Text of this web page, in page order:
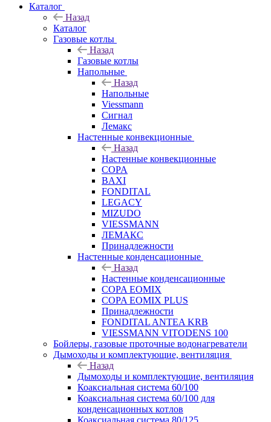
Каталог
Назад
Каталог
Газовые котлы
Назад
Газовые котлы
Напольные
Назад
Напольные
Viessmann
Сигнал
Лемакс
Настенные конвекционные
Назад
Настенные конвекционные
COPA
BAXI
FONDITAL
LEGACY
MIZUDO
VIESSMANN
ЛЕМАКС
Принадлежности
Настенные конденсационные
Назад
Настенные конденсационные
COPA EOMIX
COPA EOMIX PLUS
Принадлежности
FONDITAL ANTEA KRB
VIESSMANN VITODENS 100
Бойлеры, газовые проточные водонагреватели
Дымоходы и комплектующие, вентиляция
Назад
Дымоходы и комплектующие, вентиляция
Коаксиальная система 60/100
Коаксиальная система 60/100 для
конденсационных котлов
Коаксиальная система 80/125